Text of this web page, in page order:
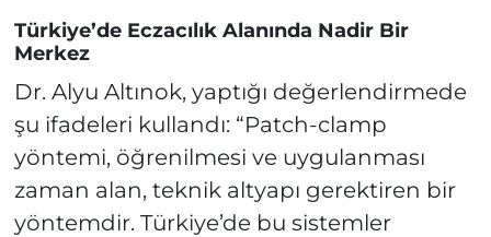
Türkiye’de Eczacılık Alanında Nadir Bir
Merkez
Dr. Alyu Altınok, yaptığı değerlendirmede
şu ifadeleri kullandı: “Patch-clamp
yöntemi, öğrenilmesi ve uygulanması
zaman alan, teknik altyapı gerektiren bir
yöntemdir. Türkiye’de bu sistemler